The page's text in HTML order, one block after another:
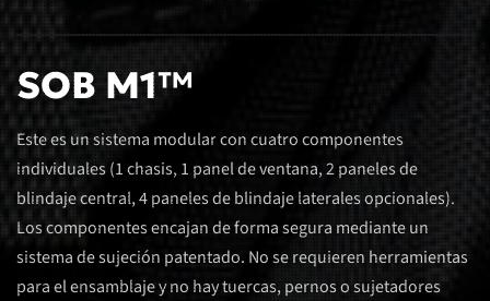
SOB M1™
Este es un sistema modular con cuatro componentes
individuales (1 chasis, 1 panel de ventana, 2 paneles de
blindaje central, 4 paneles de blindaje laterales opcionales).
Los componentes encajan de forma segura mediante un
sistema de sujeción patentado. No se requieren herramientas
para el ensamblaje y no hay tuercas, pernos o sujetadores